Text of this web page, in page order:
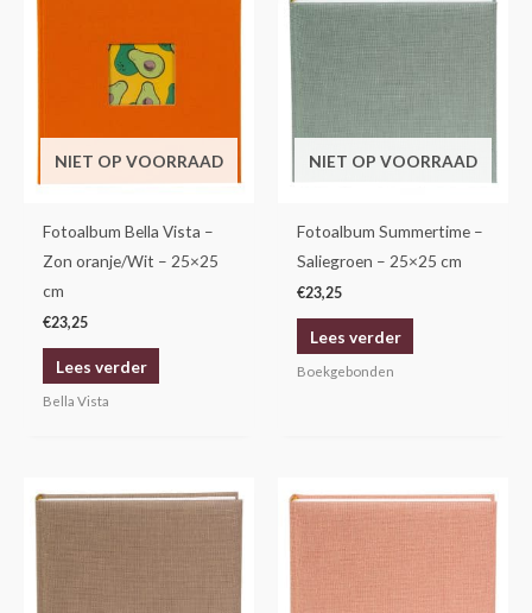
NIET OP VOORRAAD
Fotoalbum Bella Vista –
Zon oranje/Wit – 25×25
cm
€23,25
Lees verder
Bella Vista
NIET OP VOORRAAD
Fotoalbum Summertime –
Saliegroen – 25×25 cm
€23,25
Lees verder
Boekgebonden